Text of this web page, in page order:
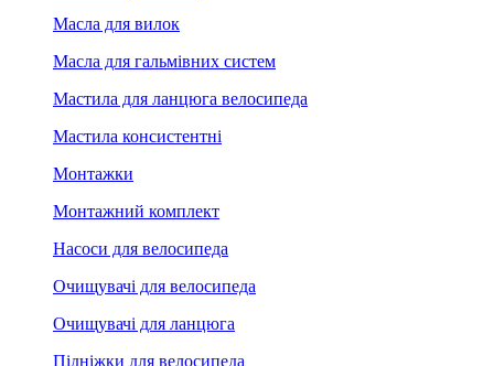
Масла для вилок
Масла для гальмівних систем
Мастила для ланцюга велосипеда
Мастила консистентні
Монтажки
Монтажний комплект
Насоси для велосипеда
Очищувачі для велосипеда
Очищувачі для ланцюга
Підніжки для велосипеда